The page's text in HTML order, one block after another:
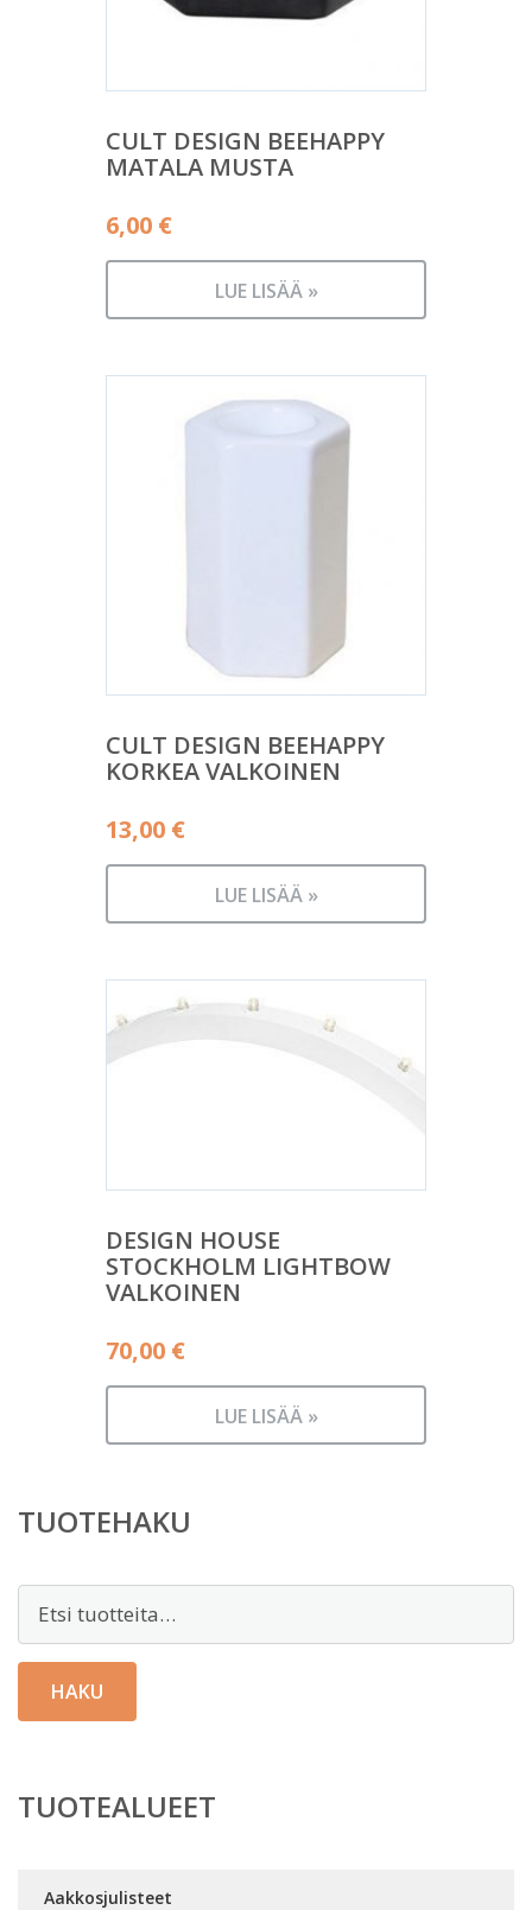
CULT DESIGN BEEHAPPY
MATALA MUSTA
6,00 €
LUE LISÄÄ »
CULT DESIGN BEEHAPPY
KORKEA VALKOINEN
13,00 €
LUE LISÄÄ »
DESIGN HOUSE
STOCKHOLM LIGHTBOW
VALKOINEN
70,00 €
LUE LISÄÄ »
TUOTEHAKU
Etsi:
HAKU
TUOTEALUEET
Aakkosjulisteet